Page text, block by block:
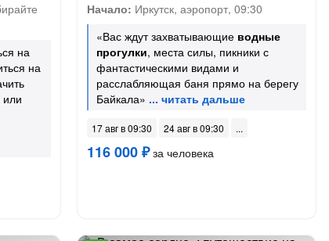
на
на
Начало: Иркутск, аэропорт, 09:30
«Вас ждут захватывающие водные
прогулки, места силы, пикники с
фантастическими видами и
расслабляющая баня прямо на берегу
Байкала»
17 авг в 09:30 24 авг в 09:30
116 000 ₽за человека